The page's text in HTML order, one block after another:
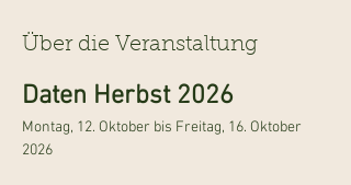
Über die Veranstaltung
Daten Herbst 2026
Montag, 12. Oktober bis Freitag, 16. Oktober
2026